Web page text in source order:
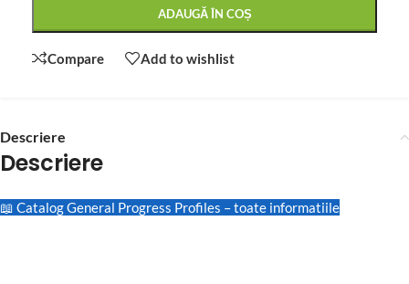
ADAUGĂ ÎN COȘ
Compare Add to wishlist
Descriere
Descriere
📖 Catalog General Progress Profiles – toate informatiile